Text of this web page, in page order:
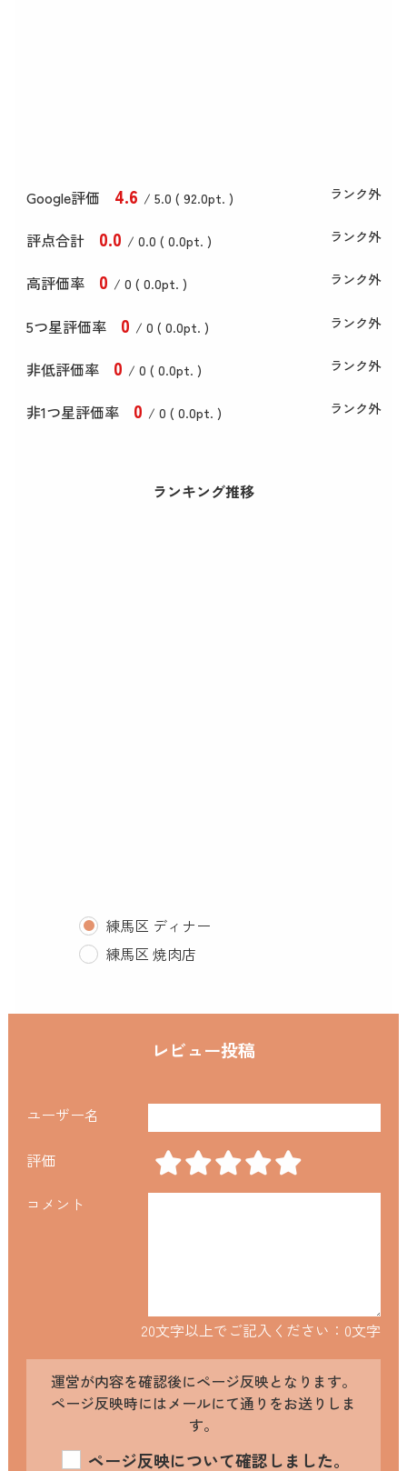
Google評価 4.6 / 5.0 ( 92.0pt. ) ランク外
評点合計 0.0 / 0.0 ( 0.0pt. ) ランク外
高評価率 0 / 0 ( 0.0pt. ) ランク外
5つ星評価率 0 / 0 ( 0.0pt. ) ランク外
非低評価率 0 / 0 ( 0.0pt. ) ランク外
非1つ星評価率 0 / 0 ( 0.0pt. ) ランク外
ランキング推移
練馬区 ディナー
練馬区 焼肉店
レビュー投稿
ユーザー名
評価
コメント
20文字以上でご記入ください： 0文字
運営が内容を確認後にページ反映となります。
ページ反映時にはメールにて通りをお送りしま
す。
ページ反映について確認しました。